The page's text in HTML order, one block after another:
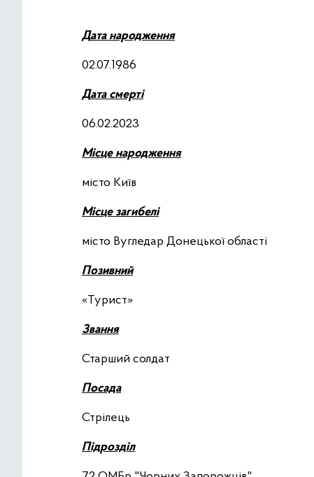
Дата народження
02.07.1986
Дата смерті
06.02.2023
Місце народження
місто Київ
Місце загибелі
місто Вугледар Донецької області
Позивний
«Турист»
Звання
Старший солдат
Посада
Стрілець
Підрозділ